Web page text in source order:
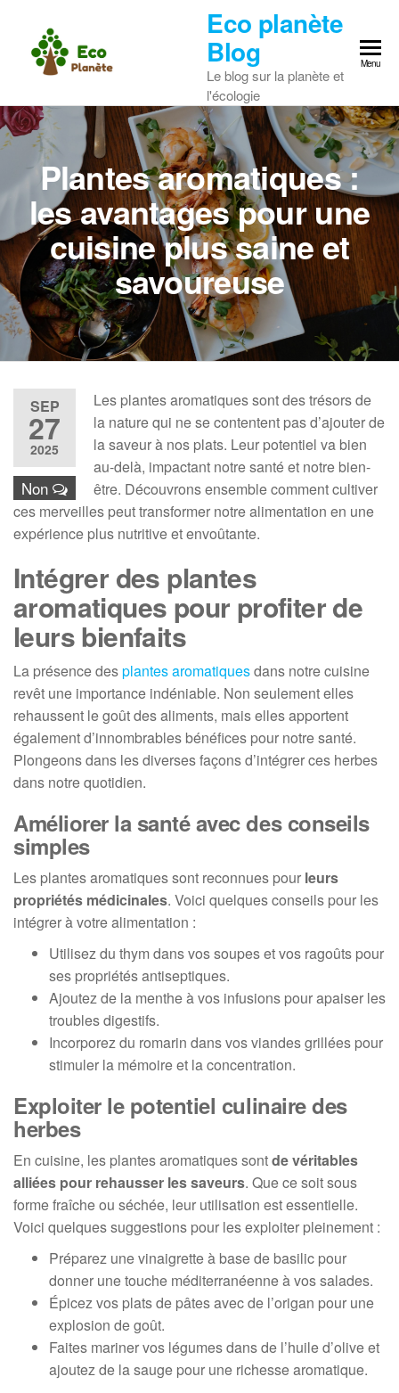
content
Eco planète
Blog
Le blog sur la planète et
l'écologie
Menu
Plantes aromatiques :
les avantages pour une
cuisine plus saine et
savoureuse
SEP
27
2025
Non
Les plantes aromatiques sont des trésors de
la nature qui ne se contentent pas d’ajouter de
la saveur à nos plats. Leur potentiel va bien
au-delà, impactant notre santé et notre bien-
être. Découvrons ensemble comment cultiver
ces merveilles peut transformer notre alimentation en une
expérience plus nutritive et envoûtante.
Intégrer des plantes
aromatiques pour profiter de
leurs bienfaits
La présence desplantes aromatiquesdans notre cuisine
revêt une importance indéniable. Non seulement elles
rehaussent le goût des aliments, mais elles apportent
également d’innombrables bénéfices pour notre santé.
Plongeons dans les diverses façons d’intégrer ces herbes
dans notre quotidien.
Améliorer la santé avec des conseils
simples
Les plantes aromatiques sont reconnues pour leurs
propriétés médicinales. Voici quelques conseils pour les
intégrer à votre alimentation :
Utilisez du thym dans vos soupes et vos ragoûts pour
ses propriétés antiseptiques.
Ajoutez de la menthe à vos infusions pour apaiser les
troubles digestifs.
Incorporez du romarin dans vos viandes grillées pour
stimuler la mémoire et la concentration.
Exploiter le potentiel culinaire des
herbes
En cuisine, les plantes aromatiques sontde véritables
alliées pour rehausser les saveurs. Que ce soit sous
forme fraîche ou séchée, leur utilisation est essentielle.
Voici quelques suggestions pour les exploiter pleinement :
Préparez une vinaigrette à base de basilic pour
donner une touche méditerranéenne à vos salades.
Épicez vos plats de pâtes avec de l’origan pour une
explosion de goût.
Faites mariner vos légumes dans de l’huile d’olive et
ajoutez de la sauge pour une richesse aromatique.